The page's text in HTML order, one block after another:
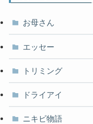
お母さん
エッセー
トリミング
ドライアイ
ニキビ物語